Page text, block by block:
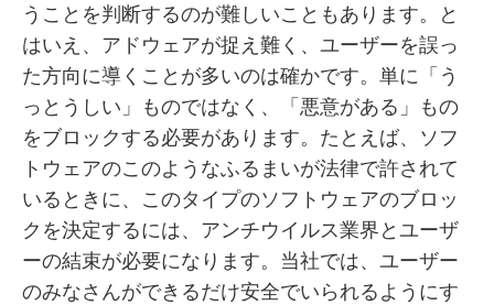
うことを判断するのが難しいこともあります。と
はいえ、アドウェアが捉え難く、ユーザーを誤っ
た方向に導くことが多いのは確かです。単に「う
っとうしい」ものではなく、「悪意がある」もの
をブロックする必要があります。たとえば、ソフ
トウェアのこのようなふるまいが法律で許されて
いるときに、このタイプのソフトウェアのブロッ
クを決定するには、アンチウイルス業界とユーザ
ーの結束が必要になります。当社では、ユーザー
のみなさんができるだけ安全でいられるようにす